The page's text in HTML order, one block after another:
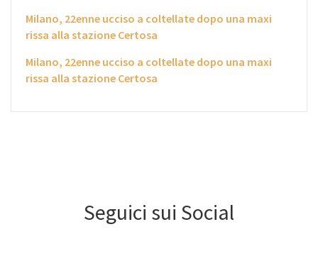
Milano, 22enne ucciso a coltellate dopo una maxi
rissa alla stazione Certosa
Milano, 22enne ucciso a coltellate dopo una maxi
rissa alla stazione Certosa
Seguici sui Social